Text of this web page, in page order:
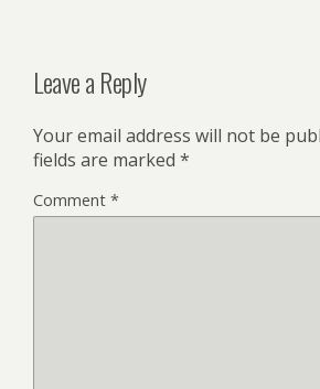
Leave a Reply
Your email address will not be
fields are marked *
Comment *